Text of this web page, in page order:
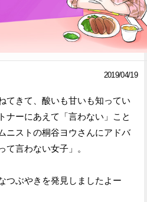
索
Twitter
ェ
ア
2019/04/19
てきて、酸いも甘いも知ってい
ナーにあえて「言わない」こと
ニストの桐谷ヨウさんにアドバ
言わない女子」。
ぶやきを発見しましたよー